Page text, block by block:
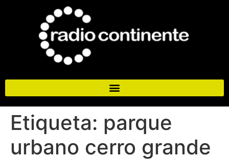
Etiqueta: parque
urbano cerro grande